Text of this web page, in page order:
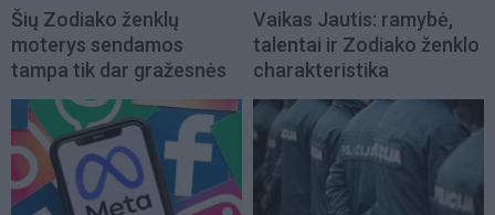
Šių Zodiako ženklų
moterys sendamos
tampa tik dar gražesnės
Vaikas Jautis: ramybė,
talentai ir Zodiako ženklo
charakteristika